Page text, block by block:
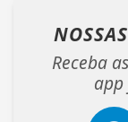
Receba
app